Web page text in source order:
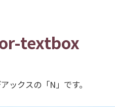
textbox
ックスの「N」です。